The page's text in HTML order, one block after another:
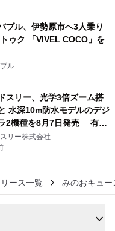
ブル、伊勢原市へ3人乗り
ゥク 「VIVEL COCO」を
ル
スリー、光学3倍ズーム搭
水深10m防水モデルのデジ
2機種を8月7日発売 有効
素、用途別に選べるコンデ
リー株式会社
ース一覧 みのおキュー